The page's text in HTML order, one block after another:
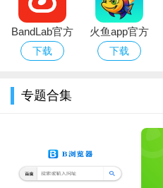
BandLab官方
下载最新版
下载
火鱼app官方
下载安卓版
下载
专题合集